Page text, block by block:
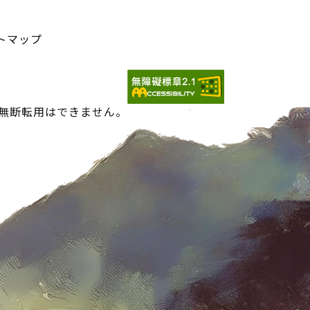
マップ
転用はできません。